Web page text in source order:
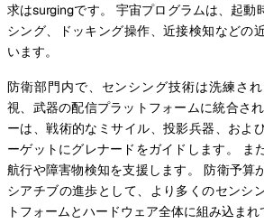
求はsurgingです。 宇宙プログラムは、起動
シング、ドッキング操作、近接検知などの
います。
防衛部門内で、センシング技術は洗練さ
視、武器の配信プラットフォームに統合さ
ーは、戦術的なミサイル、投影兵器、およ
ーゲットにグレナードをガイドします。 ま
航行や障害物検知を支援します。 防衛予算
シアチブの進歩として、より多くのセンシ
トフォームとハードウェア全体に組み込まれ